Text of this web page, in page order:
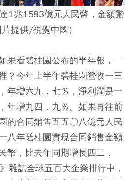
1兆1583億元人民幣，金額驚
提供/視覺中國）
果看碧桂園公布的半年報，一
？今年上半年碧桂園營收一三
年增六九．七％，淨利潤是一
年增九四．九％。如果再往前
的合同銷售五五○八億元人民
八年碧桂園實現合同銷售金額
幣，比去年同期增長四二．
雜誌全球五百大企業排行中，